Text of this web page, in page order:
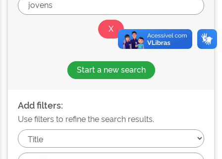
Start a new search
Add filters:
Use filters to refine the search results.